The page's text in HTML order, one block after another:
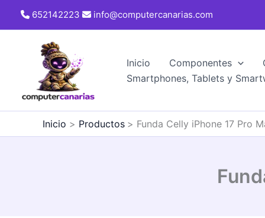
652142223 info@computercanarias.com
Inicio Componentes
Smartphones, Tablets y
Inicio Productos Funda Celly iPhone 17 Pro